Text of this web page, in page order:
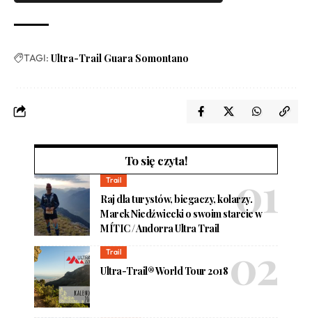
TAGI: Ultra-Trail Guara Somontano
To się czyta!
Trail
Raj dla turystów, biegaczy, kolarzy.
Marek Niedźwiecki o swoim starcie w
MÍTIC / Andorra Ultra Trail
Trail
Ultra-Trail® World Tour 2018